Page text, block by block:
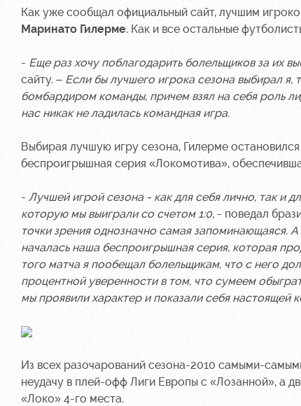
Как уже сообщал официальный сайт, лучшим
Маринато Гилерме. Как и все остальные
- Еще раз хочу поблагодарить болельщиков за их
сайту. – Если бы лучшего игрока сезона выбирал
бомбардиром команды, причем взял на себя роль
нас никак не ладилась командная игра.
Выбирая лучшую игру сезона, Гилерме
беспроигрышная серия «Локомотива»,
- Лучшей игрой сезона - как для себя лично, так и
которую мы выиграли со счетом 1:0, - поведал
точки зрения однозначно самая запоминающаяся.
началась наша беспроигрышная серия, которая
того матча я пообещал болельщикам, что с него
процентной уверенности в том, что сумеем
мы проявили характер и показали себя настоящей
Из всех разочарований сезона-2010 самыми-
неудачу в плей-офф Лиги Европы с «Лозанной», а
«Локо» 4-го места.